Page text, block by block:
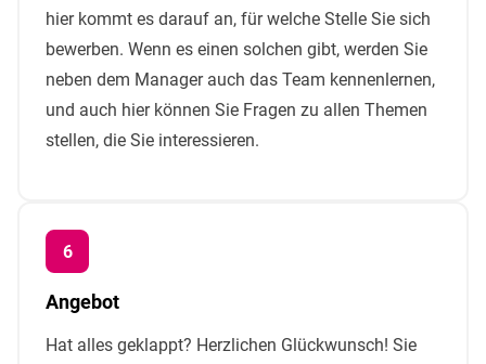
hier kommt es darauf an, für welche Stelle Sie sich
bewerben. Wenn es einen solchen gibt, werden Sie
neben dem Manager auch das Team kennenlernen,
und auch hier können Sie Fragen zu allen Themen
stellen, die Sie interessieren.
Angebot
Hat alles geklappt? Herzlichen Glückwunsch! Sie